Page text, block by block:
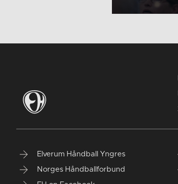
Elverum Håndball Yngres
Norges Håndballforbund